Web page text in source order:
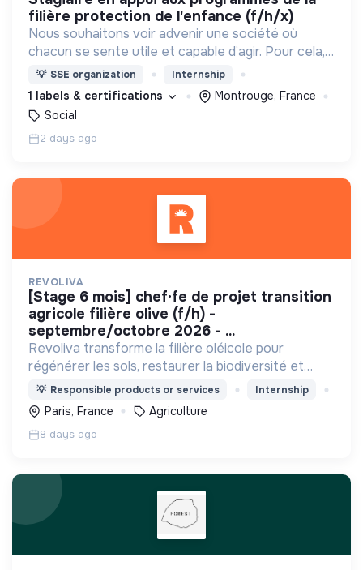
filière protection de l'enfance (f/h/x)
Nous souhaitons voir advenir une société où
chacun se sente utile et capable d’agir. Pour cela,
nous proposons des moyens et des lieux
d’engagement innovants et adaptés à tous.
💡 SSE organization Internship
1 labels & certifications
Montrouge, France
Social
2 days ago
REVOLIVA
[stage 6 mois] chef·fe de projet transition
agricole filière olive (f/h) -
septembre/octobre 2026 - ...
Revoliva transforme la filière oléicole pour
régénérer les sols, restaurer la biodiversité et
permettre la juste rémunération des producteurs.
💡 Responsible products or services Internship
Paris, France Agriculture
8 days ago